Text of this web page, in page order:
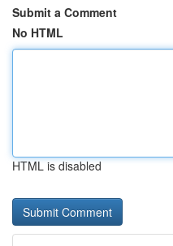
Submit a Comment
No HTML
HTML is disabled